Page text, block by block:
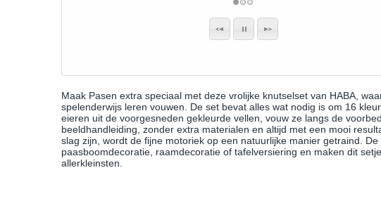
Maak Pasen extra speciaal met deze vrolijke knutselset van HABA,
spelenderwijs leren vouwen. De set bevat alles wat nodig is om 16
eieren uit de voorgesneden gekleurde vellen, vouw ze langs de
beeldhandleiding, zonder extra materialen en altijd met een mooi
slag zijn, wordt de fijne motoriek op een natuurlijke manier getraind.
paasboomdecoratie, raamdecoratie of tafelversiering en maken dit
allerkleinsten.